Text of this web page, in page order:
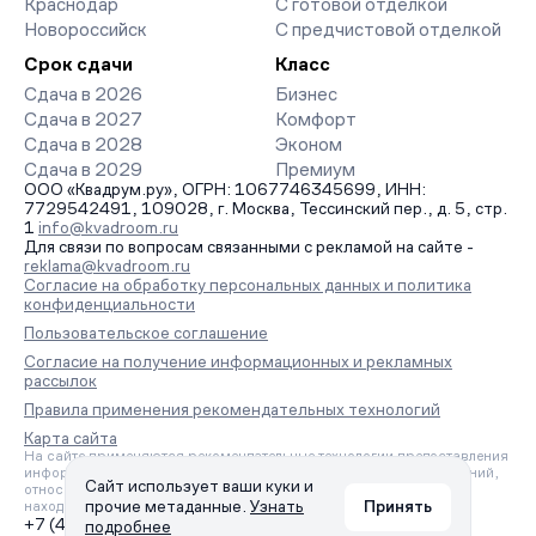
Краснодар
Новороссийск
С готовой отделкой
С предчистовой отделкой
Срок сдачи
Сдача в 2026
Сдача в 2027
Сдача в 2028
Сдача в 2029
Класс
Бизнес
Комфорт
Эконом
Премиум
ООО «Квадрум.ру», ОГРН: 1067746345699, ИНН:
7729542491, 109028, г. Москва, Тессинский пер., д. 5, стр.
1 info@kvadroom.ru
Для связи по вопросам связанными с рекламой на сайте -
reklama@kvadroom.ru
Согласие на обработку персональных данных и политика
конфиденциальности
Пользовательское соглашение
Согласие на получение информационных и рекламных
рассылок
Правила применения рекомендательных технологий
Карта сайта
На сайте применяются рекомендательные технологии предоставления
информации на основе сбора, систематизации и анализа сведений,
относящихся к предпочтениям пользователей сети «Интернет»,
находящихся на территории Российской Федерации.
+7 (495) 157-88-80
Сайт использует ваши куки и
прочие метаданные. Узнать
подробнее
Принять